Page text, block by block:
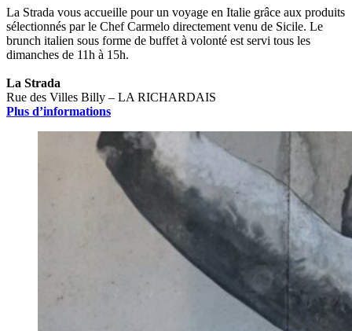
La Strada vous accueille pour un voyage en Italie grâce aux produits
sélectionnés par le Chef Carmelo directement venu de Sicile. Le
brunch italien sous forme de buffet à volonté est servi tous les
dimanches de 11h à 15h.
La Strada
Rue des Villes Billy – LA RICHARDAIS
Plus d’informations